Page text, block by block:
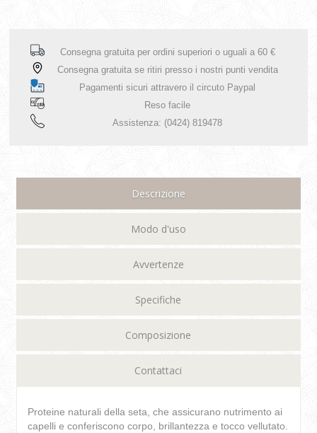
Consegna gratuita per ordini superiori o uguali a 60 €
Consegna gratuita se ritiri presso i nostri punti vendita
Pagamenti sicuri attravero il circuto Paypal
Reso facile
Assistenza: (0424) 819478
Descrizione
Modo d'uso
Avvertenze
Specifiche
Composizione
Contattaci
Proteine naturali della seta, che assicurano nutrimento ai
capelli e conferiscono corpo, brillantezza e tocco vellutato.